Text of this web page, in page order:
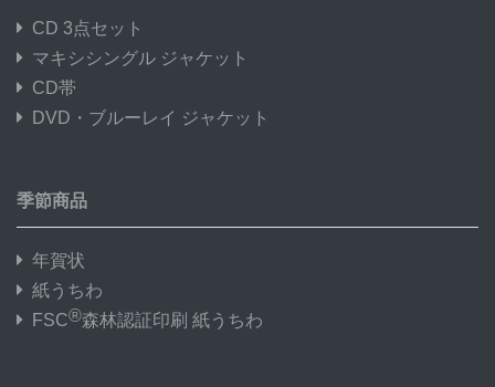
CD 3点セット
マキシシングル ジャケット
CD帯
DVD・ブルーレイ ジャケット
季節商品
年賀状
紙うちわ
FSC®森林認証印刷 紙うちわ